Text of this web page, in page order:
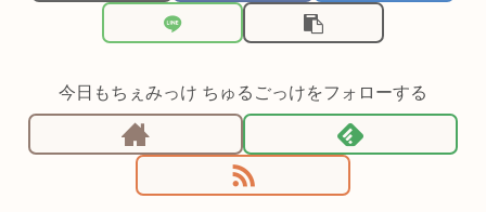
今日もちぇみっけ ちゅるごっけをフォローする